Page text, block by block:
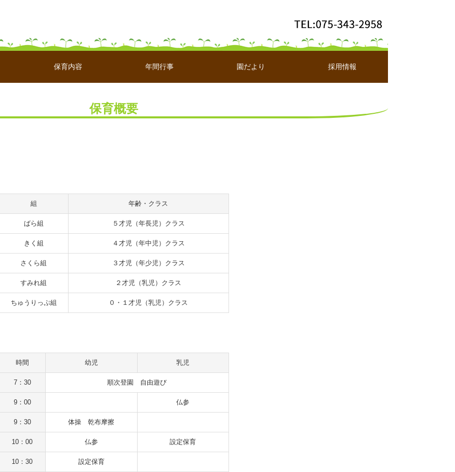
保育内容 年間行事 園だより 採用情報
保育概要
組 年齢・クラス
ばら組 ５才児（年長児）クラス
きく組 ４才児（年中児）クラス
さくら組 ３才児（年少児）クラス
すみれ組 ２才児（乳児）クラス
ちゅうりっぷ組 ０・１才児（乳児）クラス
時間 幼児 乳児
7：30 順次登園 自由遊び
9：00 仏参
9：30 体操 乾布摩擦
10：00 仏参 設定保育
10：30 設定保育